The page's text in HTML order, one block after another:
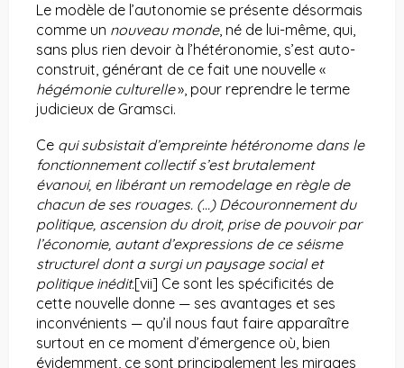
Le modèle de l’autonomie se présente désormais
comme un nouveau monde, né de lui-même, qui,
sans plus rien devoir à l’hétéronomie, s’est auto-
construit, générant de ce fait une nouvelle «
hégémonie culturelle», pour reprendre le terme
judicieux de Gramsci.
Ce qui subsistait d’empreinte hétéronome dans le
fonctionnement collectif s’est brutalement
évanoui, en libérant un remodelage en règle de
chacun de ses rouages. (…) Découronnement du
politique, ascension du droit, prise de pouvoir par
l’économie, autant d’expressions de ce séisme
structurel dont a surgi un paysage social et
politique inédit.[vii] Ce sont les spécificités de
cette nouvelle donne — ses avantages et ses
inconvénients — qu’il nous faut faire apparaître
surtout en ce moment d’émergence où, bien
évidemment, ce sont principalement les mirages